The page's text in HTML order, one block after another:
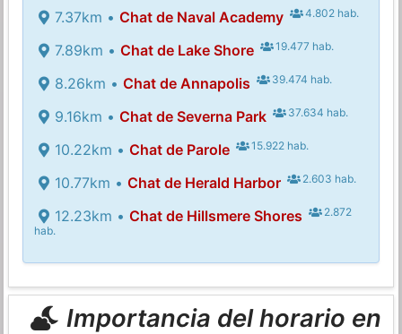
7.37km • Chat de Naval Academy 4.802 hab.
7.89km • Chat de Lake Shore 19.477 hab.
8.26km • Chat de Annapolis 39.474 hab.
9.16km • Chat de Severna Park 37.634 hab.
10.22km • Chat de Parole 15.922 hab.
10.77km • Chat de Herald Harbor 2.603 hab.
12.23km • Chat de Hillsmere Shores
2.872
hab.
Importancia del horario en